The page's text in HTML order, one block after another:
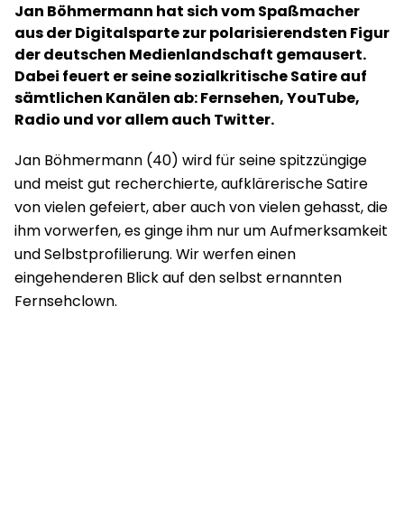
Jan Böhmermann hat sich vom Spaßmacher
aus der Digitalsparte zur polarisierendsten Figur
der deutschen Medienlandschaft gemausert.
Dabei feuert er seine sozialkritische Satire auf
sämtlichen Kanälen ab: Fernsehen, YouTube,
Radio und vor allem auch Twitter.
Jan Böhmermann (40) wird für seine spitzzüngige
und meist gut recherchierte, aufklärerische Satire
von vielen gefeiert, aber auch von vielen gehasst, die
ihm vorwerfen, es ginge ihm nur um Aufmerksamkeit
und Selbstprofilierung. Wir werfen einen
eingehenderen Blick auf den selbst ernannten
Fernsehclown.